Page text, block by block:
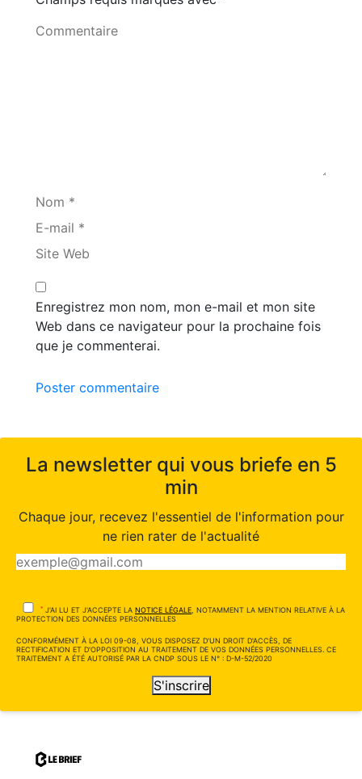
Commentaire
Nom *
E-mail *
Site Web
Enregistrez mon nom, mon e-mail et mon site
Web dans ce navigateur pour la prochaine fois
que je commenterai.
Poster commentaire
La newsletter qui vous briefe en 5
min
Chaque jour, recevez l'essentiel de l'information pour
ne rien rater de l'actualité
* J'AI LU ET J'ACCEPTE LA NOTICE LÉGALE , NOTAMMENT LA MENTION RELATIVE À LA
PROTECTION DES DONNÉES PERSONNELLES
CONFORMÉMENT À LA LOI 09-08, VOUS DISPOSEZ D'UN DROIT D'ACCÈS, DE
RECTIFICATION ET D'OPPOSITION AU TRAITEMENT DE VOS DONNÉES PERSONNELLES. CE
TRAITEMENT A ÉTÉ AUTORISÉ PAR LA CNDP SOUS LE N° : D-M-52/2020
S'inscrire